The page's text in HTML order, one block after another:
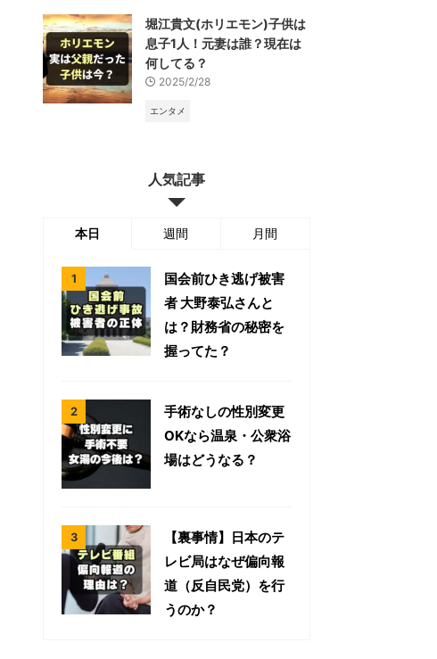
堀江貴文(ホリエモン)子供は
息子1人！元妻は誰？現在は
何してる？
2025/2/28
エンタメ
人気記事
本日 週間 月間
国会前ひき逃げ被害
者 大野泰弘さんと
は？財務省の秘密を
握ってた？
手術なしの性別変更
OKなら温泉・公衆浴
場はどうなる？
【裏事情】日本のテ
レビ局はなぜ偏向報
道（反自民党）を行
うのか？